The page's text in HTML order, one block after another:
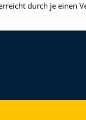
durch je einen